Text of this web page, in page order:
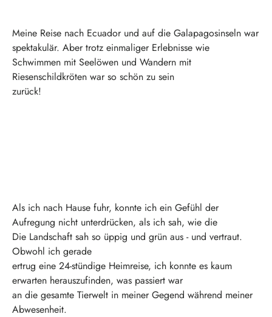
Meine Reise nach Ecuador und auf die Galapagosinseln war
spektakulär. Aber trotz einmaliger Erlebnisse wie
Schwimmen mit Seelöwen und Wandern mit
Riesenschildkröten war so schön zu sein
zurück!
Als ich nach Hause fuhr, konnte ich ein Gefühl der
Aufregung nicht unterdrücken, als ich sah, wie die
Die Landschaft sah so üppig und grün aus - und vertraut.
Obwohl ich gerade
ertrug eine 24-stündige Heimreise, ich konnte es kaum
erwarten herauszufinden, was passiert war
an die gesamte Tierwelt in meiner Gegend während meiner
Abwesenheit.